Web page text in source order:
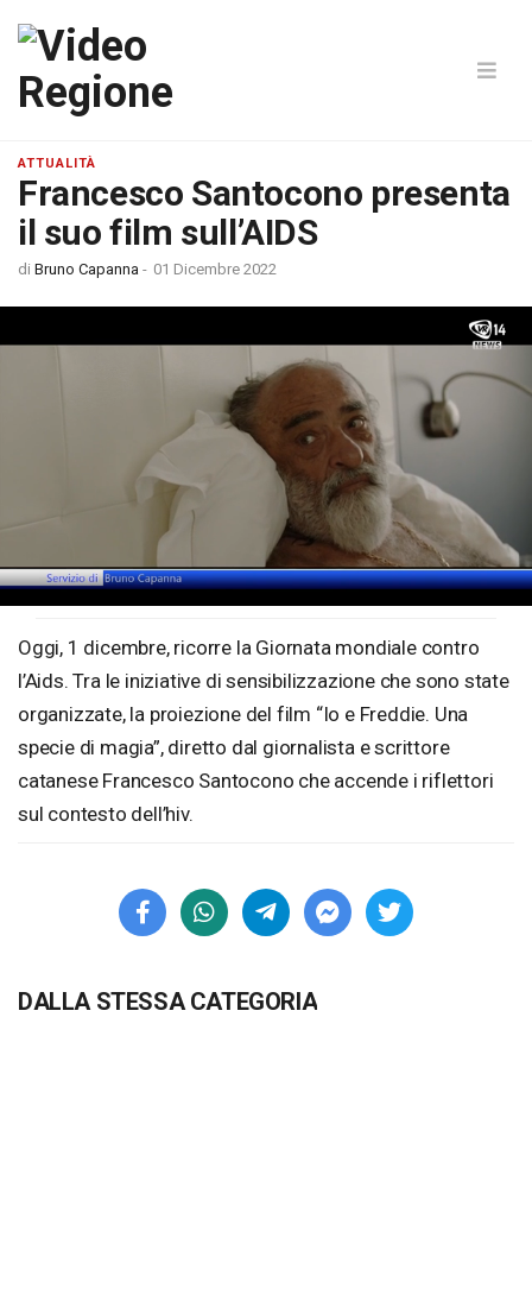
ATTUALITÀ
Francesco Santocono presenta
il suo film sull’AIDS
di Bruno Capanna - 01 Dicembre 2022
Oggi, 1 dicembre, ricorre la Giornata mondiale contro
l’Aids. Tra le iniziative di sensibilizzazione che sono state
organizzate, la proiezione del film “Io e Freddie. Una
specie di magia”, diretto dal giornalista e scrittore
catanese Francesco Santocono che accende i riflettori
sul contesto dell’hiv.
DALLA STESSA CATEGORIA